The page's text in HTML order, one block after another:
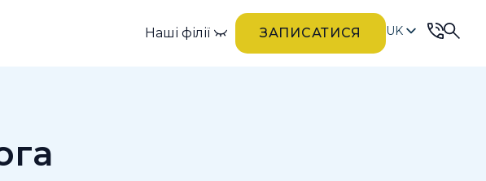
Наші філії ЗАПИСАТИСЯ
UK